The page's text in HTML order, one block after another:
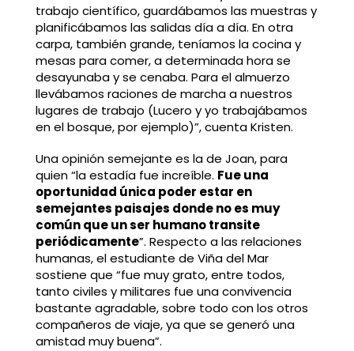
trabajo científico, guardábamos las muestras y
planificábamos las salidas día a día. En otra
carpa, también grande, teníamos la cocina y
mesas para comer, a determinada hora se
desayunaba y se cenaba. Para el almuerzo
llevábamos raciones de marcha a nuestros
lugares de trabajo (Lucero y yo trabajábamos
en el bosque, por ejemplo)”, cuenta Kristen.
Una opinión semejante es la de Joan, para
quien “la estadía fue increíble. Fue una
oportunidad única poder estar en
semejantes paisajes donde no es muy
común que un ser humano transite
periódicamente”. Respecto a las relaciones
humanas, el estudiante de Viña del Mar
sostiene que “fue muy grato, entre todos,
tanto civiles y militares fue una convivencia
bastante agradable, sobre todo con los otros
compañeros de viaje, ya que se generó una
amistad muy buena”.